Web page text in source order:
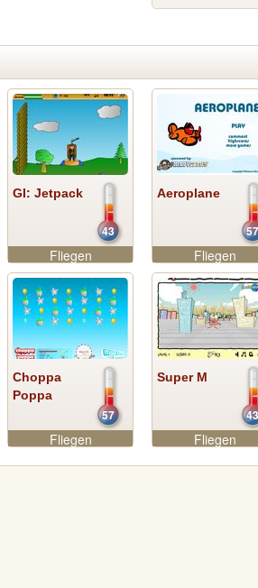
GI: Jetpack
43
Fliegen
Aeroplane
57
Fliegen
Choppa
Poppa
57
Fliegen
Super M
43
Fliegen